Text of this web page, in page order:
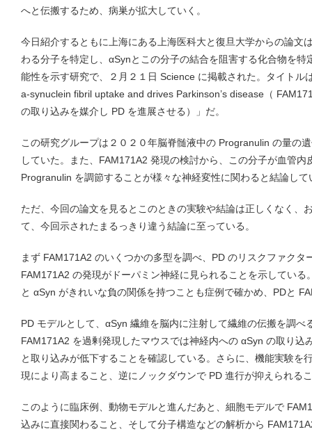
へと伝搬するため、病巣が拡大していく。
今日紹介するともに上海にある上海医科大と復旦大学からの論文
わる分子を特定し、αSynとこの分子の結合を阻害する化合物を特
能性を示す研究で、２月２１日 Science に掲載された。タイトル
a-synuclein fibril uptake and drives Parkinson’s disease（
の取り込みを媒介し PD を進展させる）」だ。
この研究グループは２０２０年脳脊髄液中の Progranulin の量の
していた。また、FAM171A2 発現の検討から、この分子が血管内
Progranulin を調節することが様々な神経変性に関わると結論して
ただ、今回の論文を見るとこのときの実験や結論は正しくなく、
て、今回示されたまるっきり違う結論に至っている。
まず FAM171A2 のいくつかの多型を調べ、PD のリスクファクタ
FAM171A2 の発現がドーパミン神経に見られることを示している
と αSyn がきれいな負の関係を持つことも症例で確かめ、PDと
PD モデルとして、αSyn 繊維を脳内に注射して繊維の伝搬を調べ
FAM171A2 を過剰発現したマウスでは神経内への αSyn の取り込
と取り込みが低下することを確認している。さらに、機能実験を
現により高まること、逆にノックダウンで PD 進行が抑えられる
このように臨床例、動物モデルと進んだあと、細胞モデルで
込みに直接関わること、そして分子構造などの解析から